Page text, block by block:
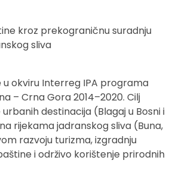
kroz prekograničnu suradnju
sliva
u okviru Interreg IPA programa
– Crna Gora 2014–2020. Cilj
destinacija (Blagaj u Bosni i
rijekama jadranskog sliva (Buna,
razvoju turizma, izgradnju
i održivo korištenje prirodnih